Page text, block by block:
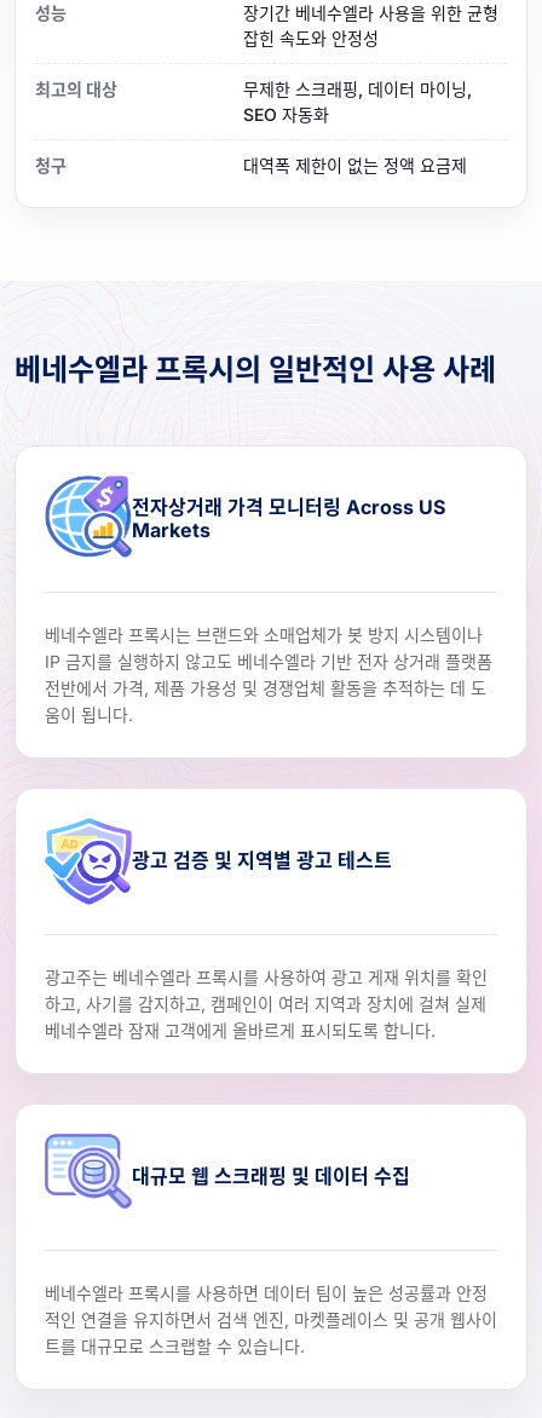
성능
장기간 베네수엘라 사용을 위한 균형
잡힌 속도와 안정성
최고의 대상
무제한 스크래핑, 데이터 마이닝,
SEO 자동화
청구 대역폭 제한이 없는 정액 요금제
베네수엘라 프록시의 일반적인 사용 사례
전자상거래 가격 모니터링 Across US
Markets
베네수엘라 프록시는 브랜드와 소매업체가 봇 방지 시스템이나
IP 금지를 실행하지 않고도 베네수엘라 기반 전자 상거래 플랫폼
전반에서 가격, 제품 가용성 및 경쟁업체 활동을 추적하는 데 도
움이 됩니다.
광고 검증 및 지역별 광고 테스트
광고주는 베네수엘라 프록시를 사용하여 광고 게재 위치를 확인
하고, 사기를 감지하고, 캠페인이 여러 지역과 장치에 걸쳐 실제
베네수엘라 잠재 고객에게 올바르게 표시되도록 합니다.
대규모 웹 스크래핑 및 데이터 수집
베네수엘라 프록시를 사용하면 데이터 팀이 높은 성공률과 안정
적인 연결을 유지하면서 검색 엔진, 마켓플레이스 및 공개 웹사이
트를 대규모로 스크랩할 수 있습니다.